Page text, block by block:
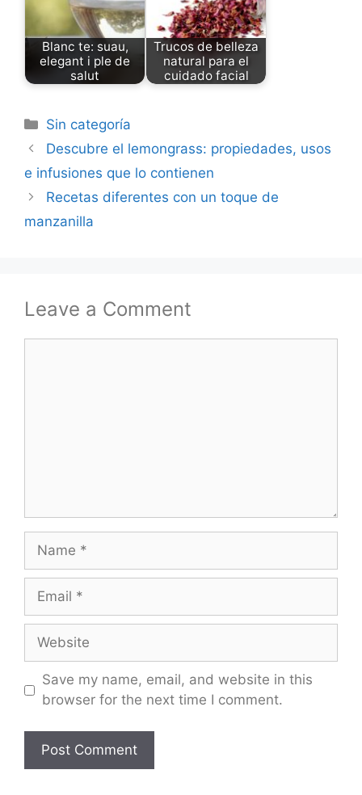
Blanc te: suau,
elegant i ple de
salut
Trucos de belleza
natural para el
cuidado facial
Categories
Sin categoría
Descubre el lemongrass: propiedades, usos
e infusiones que lo contienen
Recetas diferentes con un toque de
manzanilla
Leave a Comment
Name
Email
Website
Save my name, email, and website in this
browser for the next time I comment.